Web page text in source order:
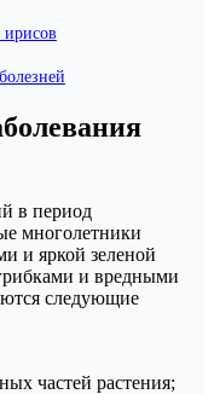
в период
многолетники
и яркой зеленой
и вредными
следующие
частей растения;